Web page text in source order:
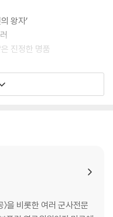
왕자’
진정한 명품
한 암살자
솔루션을 제공하다
‘유령함대’
〉을 비롯한 여러 군사전문